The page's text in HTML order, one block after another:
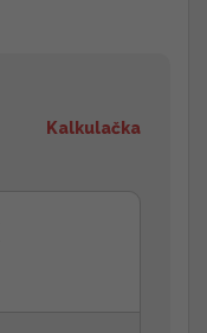
Kalkulačka